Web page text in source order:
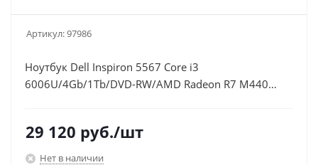
Артикул:97986
Ноутбук Dell Inspiron 5567 Core i3
6006U/4Gb/1Tb/DVD-RW/AMD Radeon R7 M440
29 120 руб./шт
Нет в наличии